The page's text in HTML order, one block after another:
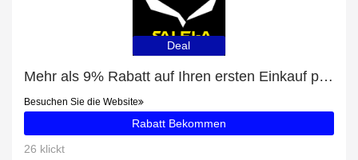
Deal
Mehr als 9% Rabatt auf Ihren ersten Einkauf plus 5% Rabatt auf Pedroc Durastretch Light Cap
Besuchen Sie die Website
Rabatt Bekommen
26 klickt